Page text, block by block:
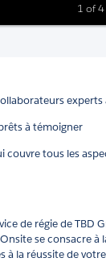
1 of
à témoigner
couvre tous les
de régie de TBD
se consacre
à la réussite de